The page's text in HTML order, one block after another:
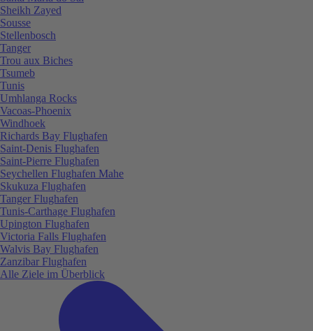
Sheikh Zayed
Sousse
Stellenbosch
Tanger
Trou aux Biches
Tsumeb
Tunis
Umhlanga Rocks
Vacoas-Phoenix
Windhoek
Richards Bay Flughafen
Saint-Denis Flughafen
Saint-Pierre Flughafen
Seychellen Flughafen Mahe
Skukuza Flughafen
Tanger Flughafen
Tunis-Carthage Flughafen
Upington Flughafen
Victoria Falls Flughafen
Walvis Bay Flughafen
Zanzibar Flughafen
Alle Ziele im Überblick